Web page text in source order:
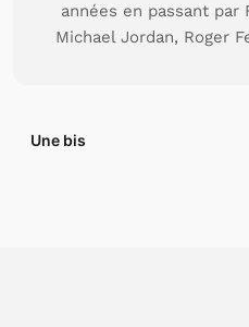
années en passant par
Michael Jordan, Roger
Une bis